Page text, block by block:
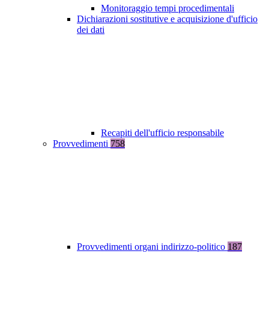
Monitoraggio tempi procedimentali
Dichiarazioni sostitutive e acquisizione d'ufficio
dei dati
Recapiti dell'ufficio responsabile
Provvedimenti 758
Provvedimenti organi indirizzo-politico 187